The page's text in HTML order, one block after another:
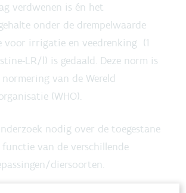
verdwenen is én het
onder de drempelwaarde
voor irrigatie en veedrenking (1
LR/l) is gedaald. Deze norm is
normering van de Wereld
(WHO).
nodig over de toegestane
van de verschillende
diersoorten.